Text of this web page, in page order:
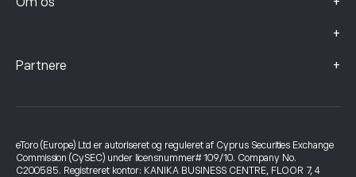
+
Partnere +
eToro (Europe) Ltd er autoriseret og reguleret af Cyprus Securities Exchange
Commission (CySEC) under licensnummer# 109/10. Company No.
C200585. Registreret kontor: KANIKA BUSINESS CENTRE, FLOOR 7, 4